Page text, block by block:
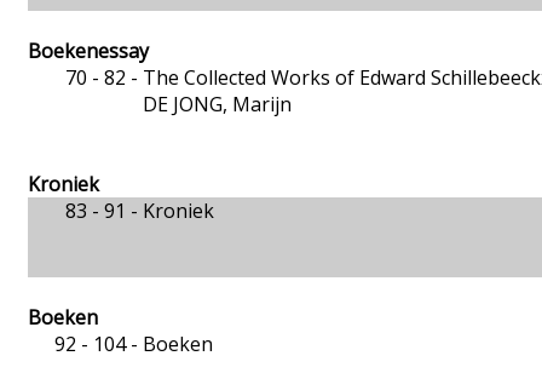
Boekenessay
70 - 82 - The Collected Works of Edward
DE JONG, Marijn
Kroniek
83 - 91 - Kroniek
Boeken
92 - 104 - Boeken